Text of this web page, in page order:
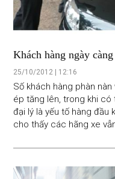
Khách hàng ngày
đại lý ôtô
25/10/2012 | 12:16
Số khách hàng phàn
ép tăng lên, trong khi có
đại lý là yếu tố hàng đầu
cho thấy các hãng xe